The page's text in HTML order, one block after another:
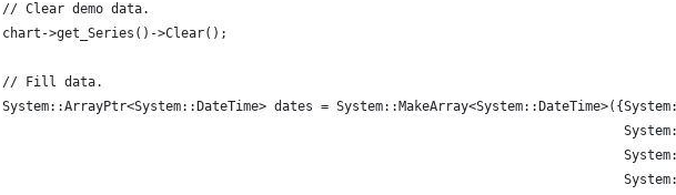
// Clear demo data.
chart->get_Series()->Clear();
// Fill data.
System::ArrayPtr<System::DateTime> dates =